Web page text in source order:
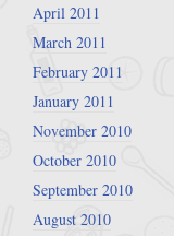
April 2011
March 2011
February 2011
January 2011
November 2010
October 2010
September 2010
August 2010